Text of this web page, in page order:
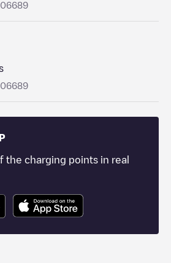
06689
06689
the charging points in real